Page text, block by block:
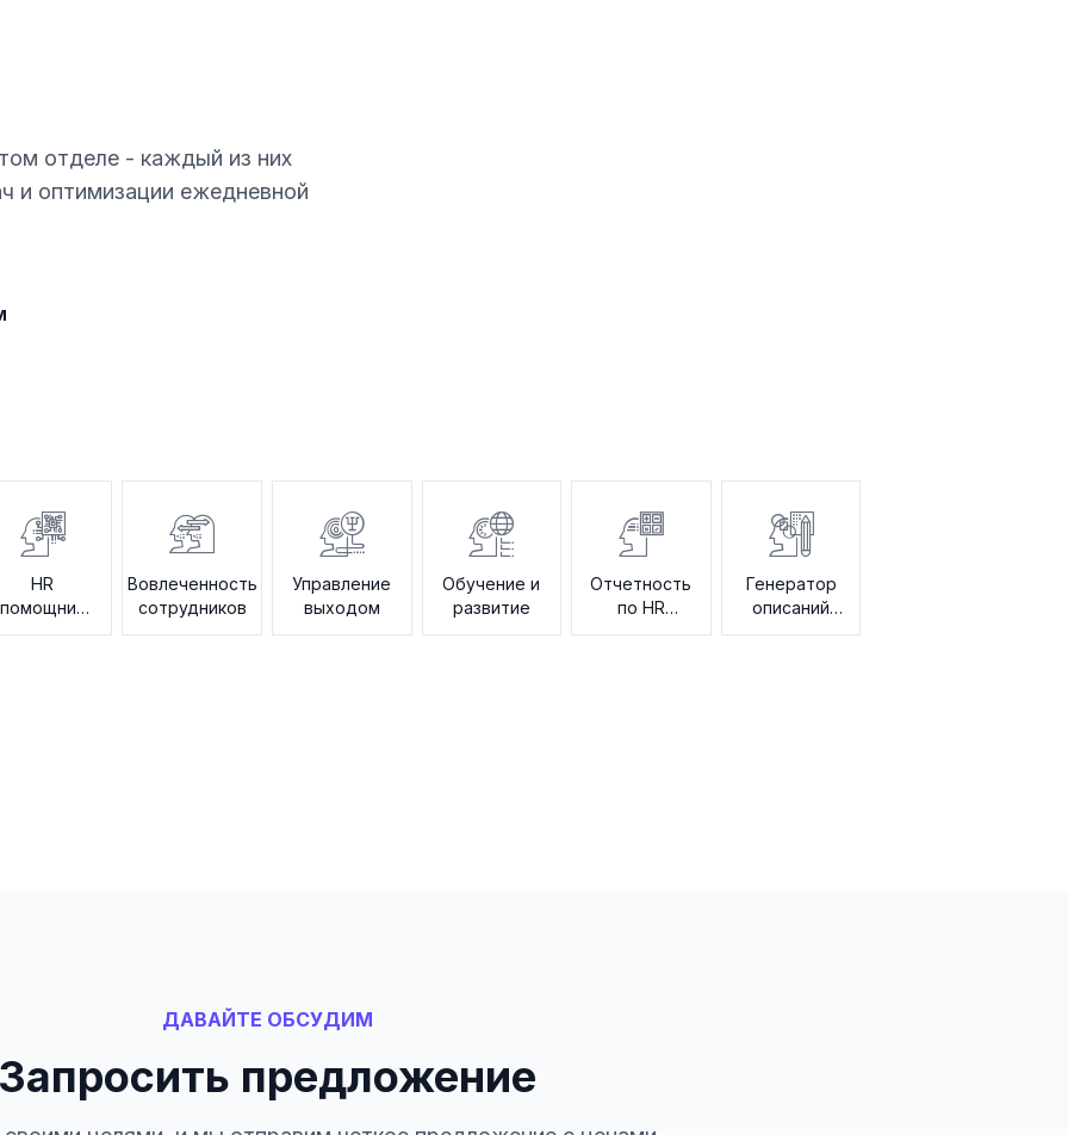
отделе - каждый из них
и оптимизации ежедневной
HR
помощник
знаниям
Вовлеченность
сотрудников
Управление
выходом
Обучение и
развитие
Отчетность
по HR
данным
Генератор
описаний
вакансий
ДАВАЙТЕ ОБСУДИМ
Запросить предложение